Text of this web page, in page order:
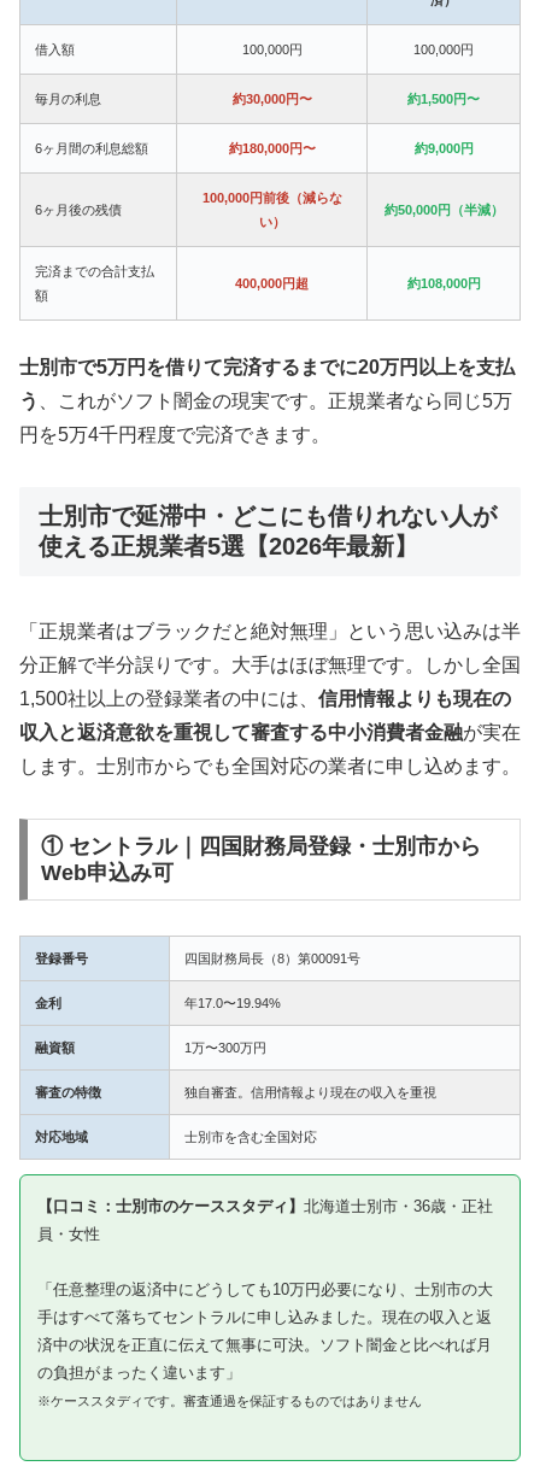
借入額 100,000円 100,000円
毎月の利息 約30,000円〜 約1,500円〜
6ヶ月間の利息総額 約180,000円〜 約9,000円
6ヶ月後の残債
100,000円前後（減らな
い）
約50,000円（半減）
完済までの合計支払
額
400,000円超 約108,000円
士別市で5万円を借りて完済するまでに20万円以上を支払
う
、これがソフト闇金の現実です。正規業者なら同じ5万
円を5万4千円程度で完済できます。
士別市で延滞中・どこにも借りれない人が
使える正規業者5選【2026年最新】
「正規業者はブラックだと絶対無理」という思い込みは半
分正解で半分誤りです。大手はほぼ無理です。しかし全国
1,500社以上の登録業者の中には、 信用情報よりも現在の
収入と返済意欲を重視して審査する中小消費者金融が実在
します。士別市からでも全国対応の業者に申し込めます。
① セントラル｜四国財務局登録・士別市から
Web申込み可
登録番号 四国財務局長（8）第00091号
金利 年17.0〜19.94%
融資額 1万〜300万円
審査の特徴 独自審査。信用情報より現在の収入を重視
対応地域 士別市を含む全国対応
【口コミ：士別市のケーススタディ】 北海道士別市・36歳・正社
員・女性
「任意整理の返済中にどうしても10万円必要になり、士別市の大
手はすべて落ちてセントラルに申し込みました。現在の収入と返
済中の状況を正直に伝えて無事に可決。ソフト闇金と比べれば月
の負担がまったく違います」
※ケーススタディです。審査通過を保証するものではありません